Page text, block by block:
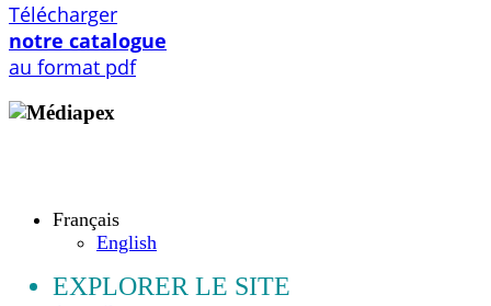
Télécharger
notre catalogue
au format pdf
Français
English
EXPLORER LE SITE